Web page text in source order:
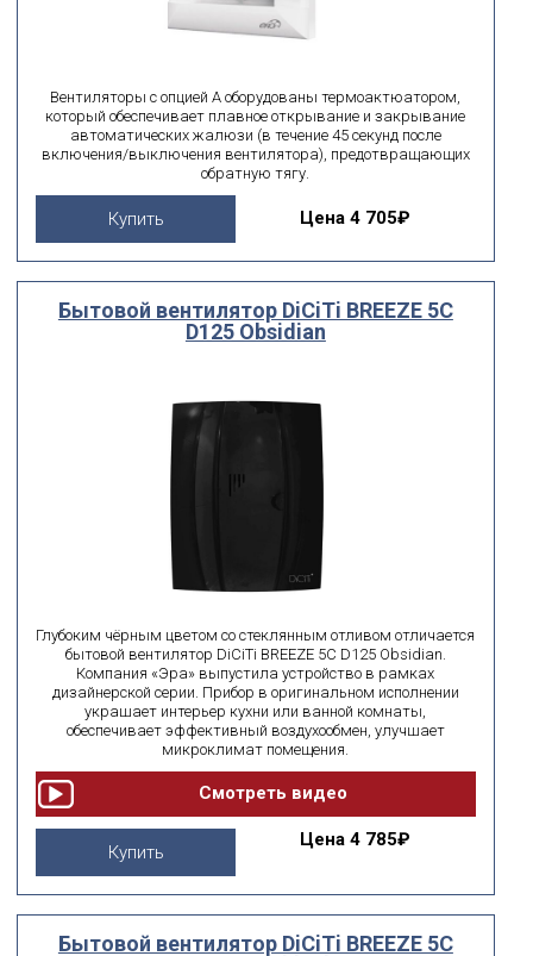
Вентиляторы с опцией А оборудованы термоактюатором,
который обеспечивает плавное открывание и закрывание
автоматических жалюзи (в течение 45 секунд после
включения/выключения вентилятора), предотвращающих
обратную тягу.
Купить Цена 4 705₽
Бытовой вентилятор DiCiTi BREEZE 5C
D125 Obsidian
Глубоким чёрным цветом со стеклянным отливом отличается
бытовой вентилятор DiCiTi BREEZE 5C D125 Obsidian.
Компания «Эра» выпустила устройство в рамках
дизайнерской серии. Прибор в оригинальном исполнении
украшает интерьер кухни или ванной комнаты,
обеспечивает эффективный воздухообмен, улучшает
микроклимат помещения.
Купить
Цена 4 785₽
Бытовой вентилятор DiCiTi BREEZE 5C